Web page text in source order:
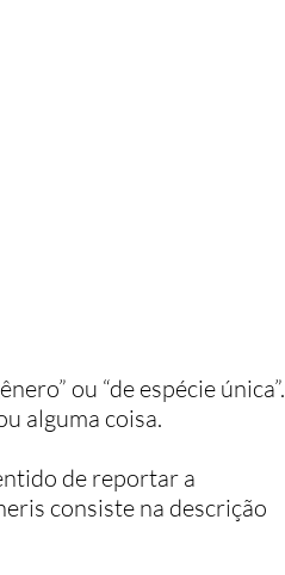
ou “de espécie única”.
alguma coisa.
de reportar a
consiste na descrição